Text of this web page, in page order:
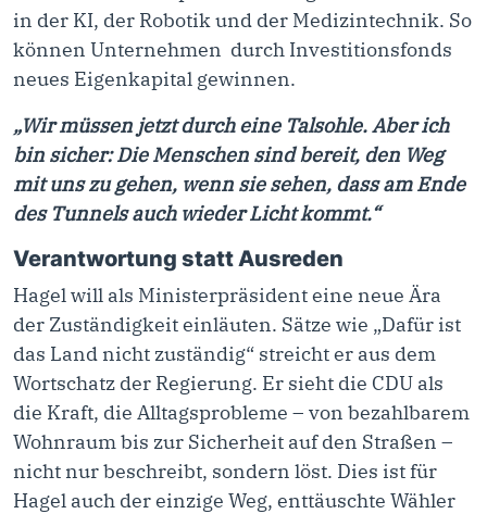
in der KI, der Robotik und der Medizintechnik. So
können Unternehmen durch Investitionsfonds
neues Eigenkapital gewinnen.
„Wir müssen jetzt durch eine Talsohle. Aber ich
bin sicher: Die Menschen sind bereit, den Weg
mit uns zu gehen, wenn sie sehen, dass am Ende
des Tunnels auch wieder Licht kommt.“
Verantwortung statt Ausreden
Hagel will als Ministerpräsident eine neue Ära
der Zuständigkeit einläuten. Sätze wie „Dafür ist
das Land nicht zuständig“ streicht er aus dem
Wortschatz der Regierung. Er sieht die CDU als
die Kraft, die Alltagsprobleme – von bezahlbarem
Wohnraum bis zur Sicherheit auf den Straßen –
nicht nur beschreibt, sondern löst. Dies ist für
Hagel auch der einzige Weg, enttäuschte Wähler